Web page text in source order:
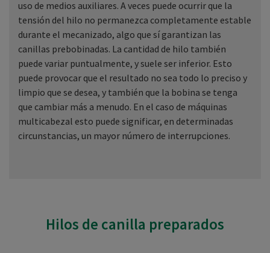
uso de medios auxiliares. A veces puede ocurrir que la
tensión del hilo no permanezca completamente estable
durante el mecanizado, algo que sí garantizan las
canillas prebobinadas. La cantidad de hilo también
puede variar puntualmente, y suele ser inferior. Esto
puede provocar que el resultado no sea todo lo preciso y
limpio que se desea, y también que la bobina se tenga
que cambiar más a menudo. En el caso de máquinas
multicabezal esto puede significar, en determinadas
circunstancias, un mayor número de interrupciones.
Hilos de canilla preparados